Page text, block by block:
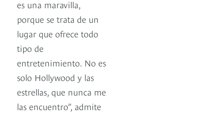
es una maravilla,
porque se trata de un
lugar que ofrece todo
tipo de
entretenimiento. No es
solo Hollywood y las
estrellas, que nunca me
las encuentro”, admite